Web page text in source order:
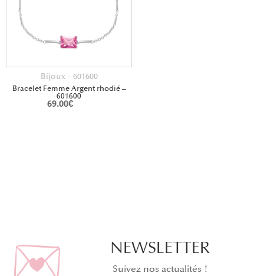
Bijoux - 601600
Bracelet Femme Argent rhodié –
601600
69.00€
NEWSLETTER
Suivez nos actualités !